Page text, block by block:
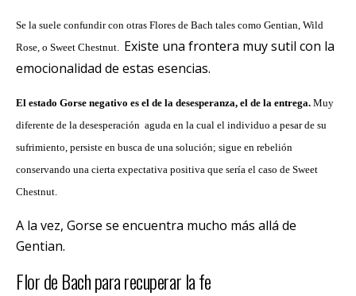
Se la suele confundir con otras Flores de Bach tales como Gentian, Wild
Rose, o Sweet Chestnut. Existe una frontera muy sutil con la
emocionalidad de estas esencias.
El estado Gorse negativo es el de la desesperanza, el de la entrega. Muy
diferente de la desesperación aguda en la cual el individuo a pesar de su
sufrimiento, persiste en busca de una solución; sigue en rebelión
conservando una cierta expectativa positiva que sería el caso de Sweet
Chestnut.
A la vez, Gorse se encuentra mucho más allá de
Gentian.
Flor de Bach para recuperar la fe